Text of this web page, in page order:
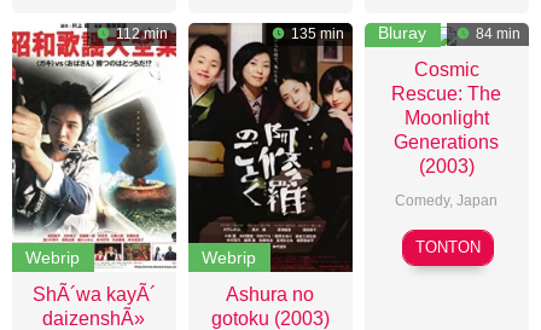
112 min
Webrip
ShÃ´wa kayÃ´
daizenshÃ»
135 min
Webrip
Ashura no
gotoku (2003)
84 min
Bluray
Cosmic
Rescue: The
Moonlight
Generations
(2003)
Comedy,Japan
Shinsuke
Sato
TONTON